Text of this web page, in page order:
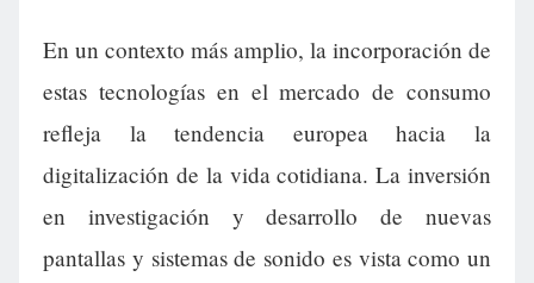
En un contexto más amplio, la incorporación de
estas tecnologías en el mercado de consumo
refleja la tendencia europea hacia la
digitalización de la vida cotidiana. La inversión
en investigación y desarrollo de nuevas
pantallas y sistemas de sonido es vista como un